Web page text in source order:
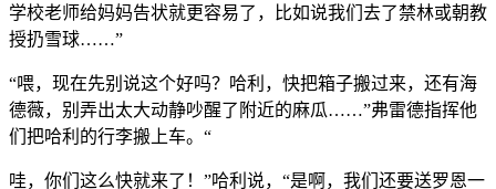
学校老师给妈妈告状就更容易了，比如说我们去了禁林或朝教
授扔雪球……”
“喂，现在先别说这个好吗？哈利，快把箱子搬过来，还有海
德薇，别弄出太大动静吵醒了附近的麻瓜……”弗雷德指挥他
们把哈利的行李搬上车。“
哇，你们这么快就来了！”哈利说，“是啊，我们还要送罗恩一